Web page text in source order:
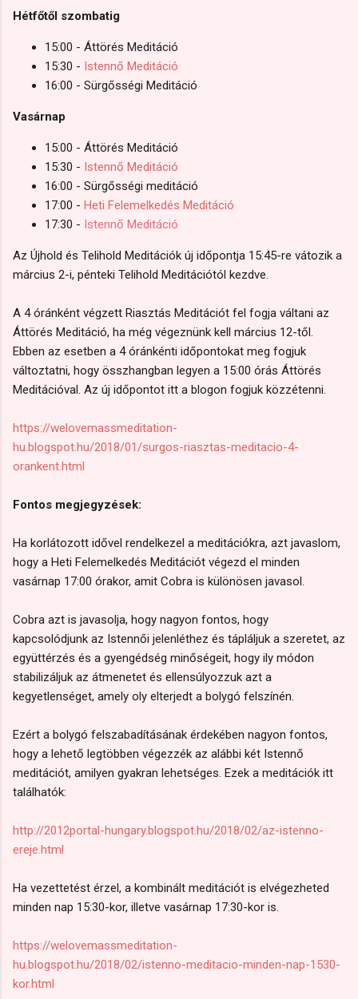
Hétfőtől szombatig
15:00 - Áttörés Meditáció
15:30 - Istennő Meditáció
16:00 - Sürgősségi Meditáció
Vasárnap
15:00 - Áttörés Meditáció
15:30 - Istennő Meditáció
16:00 - Sürgősségi meditáció
17:00 - Heti Felemelkedés Meditáció
17:30 - Istennő Meditáció
Az Újhold és Telihold Meditációk új időpontja 15:45-re vátozik a
március 2-i, pénteki Telihold Meditációtól kezdve.
A 4 óránként végzett Riasztás Meditációt fel fogja váltani az
Áttörés Meditáció, ha még végeznünk kell március 12-től.
Ebben az esetben a 4 óránkénti időpontokat meg fogjuk
változtatni, hogy összhangban legyen a 15:00 órás Áttörés
Meditációval. Az új időpontot itt a blogon fogjuk közzétenni.
https://welovemassmeditation-
hu.blogspot.hu/2018/01/surgos-riasztas-meditacio-4-
orankent.html
Fontos megjegyzések:
Ha korlátozott idővel rendelkezel a meditációkra, azt javaslom,
hogy a Heti Felemelkedés Meditációt végezd el minden
vasárnap 17:00 órakor, amit Cobra is különösen javasol.
Cobra azt is javasolja, hogy nagyon fontos, hogy
kapcsolódjunk az Istennői jelenléthez és tápláljuk a szeretet, az
együttérzés és a gyengédség minőségeit, hogy ily módon
stabilizáljuk az átmenetet és ellensúlyozzuk azt a
kegyetlenséget, amely oly elterjedt a bolygó felszínén.
Ezért a bolygó felszabadításának érdekében nagyon fontos,
hogy a lehető legtöbben végezzék az alábbi két Istennő
meditációt, amilyen gyakran lehetséges. Ezek a meditációk itt
találhatók:
http://2012portal-hungary.blogspot.hu/2018/02/az-istenno-
ereje.html
Ha vezettetést érzel, a kombinált meditációt is elvégezheted
minden nap 15:30-kor, illetve vasárnap 17:30-kor is.
https://welovemassmeditation-
hu.blogspot.hu/2018/02/istenno-meditacio-minden-nap-1530-
kor.html